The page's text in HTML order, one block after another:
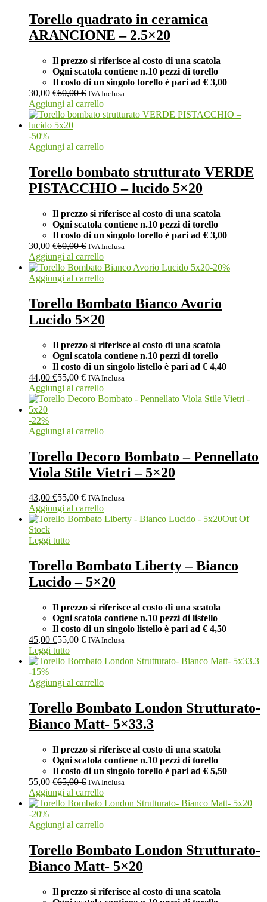
Torello quadrato in ceramica
ARANCIONE – 2.5×20
Il prezzo si riferisce al costo di una scatola
Ogni scatola contiene n.10 pezzi di torello
Il costo di un singolo torello è pari ad € 3,00
30,00 €60,00€ IVA Inclusa
Aggiungi al carrello
-50%
Aggiungi al carrello
Torello bombato strutturato VERDE
PISTACCHIO – lucido 5×20
Il prezzo si riferisce al costo di una scatola
Ogni scatola contiene n.10 pezzi di torello
Il costo di un singolo torello è pari ad € 3,00
30,00 €60,00€ IVA Inclusa
Aggiungi al carrello
-20%
Aggiungi al carrello
Torello Bombato Bianco Avorio
Lucido 5×20
Il prezzo si riferisce al costo di una scatola
Ogni scatola contiene n.10 pezzi di torello
Il costo di un singolo listello è pari ad € 4,40
44,00 €55,00€ IVA Inclusa
Aggiungi al carrello
-22%
Aggiungi al carrello
Torello Decoro Bombato – Pennellato
Viola Stile Vietri – 5×20
43,00 €55,00€ IVA Inclusa
Aggiungi al carrello
Out Of
Stock
Leggi tutto
Torello Bombato Liberty – Bianco
Lucido – 5×20
Il prezzo si riferisce al costo di una scatola
Ogni scatola contiene n.10 pezzi di listello
Il costo di un singolo listello è pari ad € 4,50
45,00 €55,00€ IVA Inclusa
Leggi tutto
-15%
Aggiungi al carrello
Torello Bombato London Strutturato-
Bianco Matt- 5×33.3
Il prezzo si riferisce al costo di una scatola
Ogni scatola contiene n.10 pezzi di torello
Il costo di un singolo torello è pari ad € 5,50
55,00 €65,00€ IVA Inclusa
Aggiungi al carrello
-20%
Aggiungi al carrello
Torello Bombato London Strutturato-
Bianco Matt- 5×20
Il prezzo si riferisce al costo di una scatola